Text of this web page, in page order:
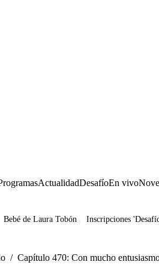
ActualidadDesafíoEn vivo
Bebé de Laura Tobón Inscripciones
/ Capítulo 470: Con mucho